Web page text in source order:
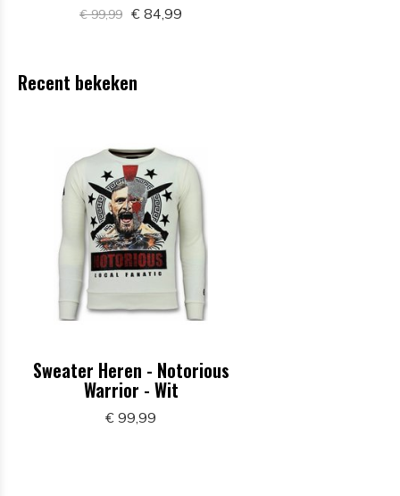
€ 99,99 € 84,99
Recent bekeken
Sweater Heren - Notorious
Warrior - Wit
€ 99,99